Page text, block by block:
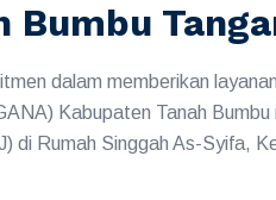
Bumbu
dalam memberikan
Kabupaten Tanah
di Rumah Singgah As-Syifa,